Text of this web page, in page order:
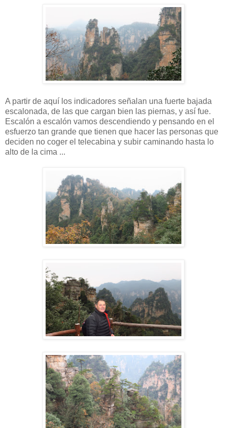
A partir de aquí los indicadores señalan una fuerte bajada
escalonada, de las que cargan bien las piernas, y así fue.
Escalón a escalón vamos descendiendo y pensando en el
esfuerzo tan grande que tienen que hacer las personas que
deciden no coger el telecabina y subir caminando hasta lo
alto de la cima ...